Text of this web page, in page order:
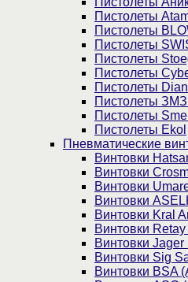
Пистолеты
Пистолеты
Пистолеты
Пистолеты
Пистолеты
Пистолеты
Пистолеты
Пистолеты
Пистолеты Ekol
Пневматические
Винтовки
Винтовки
Винтовки
Винтовки
Винтовки Kral
Винтовки
Винтовки Jager
Винтовки Sig
Винтовки BSA